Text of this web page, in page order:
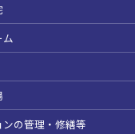
ム
ンの管理・修繕等